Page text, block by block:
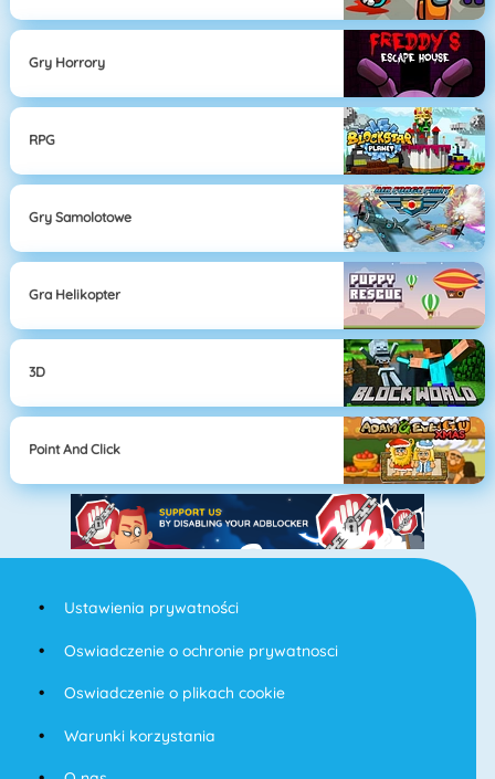
Gry Horrory
RPG
Gry Samolotowe
Gra Helikopter
3D
Point And Click
Ustawienia prywatności
Oswiadczenie o ochronie prywatnosci
Oswiadczenie o plikach cookie
Warunki korzystania